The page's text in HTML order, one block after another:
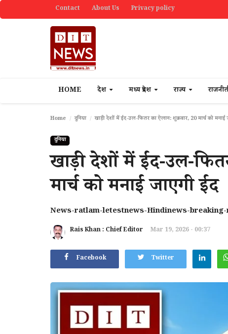
Contact About Us Privacy policy
HOME देश मध्य प्रदेश राज्य
Home दुनिया खाड़ी देशों में ईद-उल-फितर का ऐलान: शुक्रवार, 20 मार्च को मनाई
दुनिया
खाड़ी देशों में ईद-उल-
मार्च को मनाई जाएगी ईद
News-ratlam-letestnews-Hindinews-
Rais Khan : Chief Editor Mar 19, 2026 - 00:37
Facebook Twitter